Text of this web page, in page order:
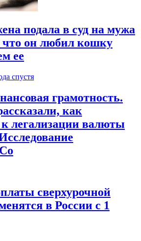
подала в суд на мужа
что он любил кошку
ее
спустя
грамотность.
как
к легализации валюты
сверхурочной
в России с 1